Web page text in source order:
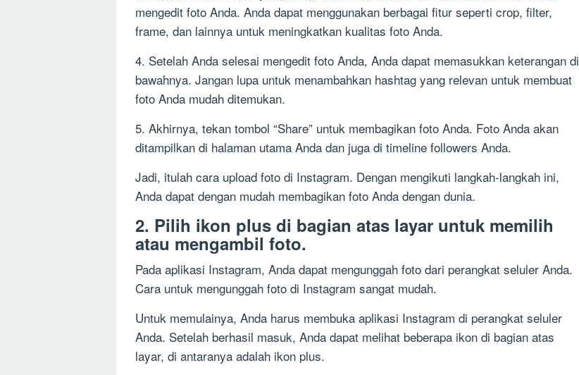
mengedit foto Anda. Anda dapat menggunakan berbagai fitur seperti crop, filter,
frame, dan lainnya untuk meningkatkan kualitas foto Anda.
4. Setelah Anda selesai mengedit foto Anda, Anda dapat memasukkan keterangan di
bawahnya. Jangan lupa untuk menambahkan hashtag yang relevan untuk membuat
foto Anda mudah ditemukan.
5. Akhirnya, tekan tombol “Share” untuk membagikan foto Anda. Foto Anda akan
ditampilkan di halaman utama Anda dan juga di timeline followers Anda.
Jadi, itulah cara upload foto di Instagram. Dengan mengikuti langkah-langkah ini,
Anda dapat dengan mudah membagikan foto Anda dengan dunia.
2. Pilih ikon plus di bagian atas layar untuk memilih
atau mengambil foto.
Pada aplikasi Instagram, Anda dapat mengunggah foto dari perangkat seluler Anda.
Cara untuk mengunggah foto di Instagram sangat mudah.
Untuk memulainya, Anda harus membuka aplikasi Instagram di perangkat seluler
Anda. Setelah berhasil masuk, Anda dapat melihat beberapa ikon di bagian atas
layar, di antaranya adalah ikon plus.